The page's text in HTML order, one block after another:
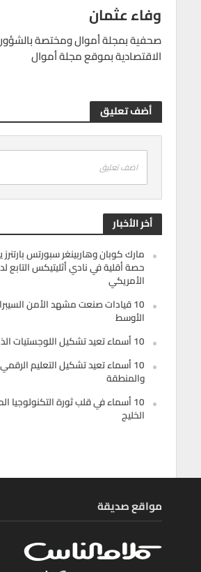
وفاء عثمان
صحفية بمجلة أموال ومختصة
الاقتصادية بموقع مجلة أموال
أضف تعليق
اضف تعليق
أخر الأخبار
مارك كوبان وهاربينغر سبورتس
حصة أقلية في نادي أثليتيكس التابع
الأمريكي
10 قيادات صنعت مشهد الأمن
الأوسط
10 أسماء تعيد تشكيل اللوجستيات الذكية في الخليج
10 أسماء تعيد تشكيل التعليم
والمنطقة
10 أسماء في قلب ثورة التكنولوجيا
الخليج
مواقع صديقة